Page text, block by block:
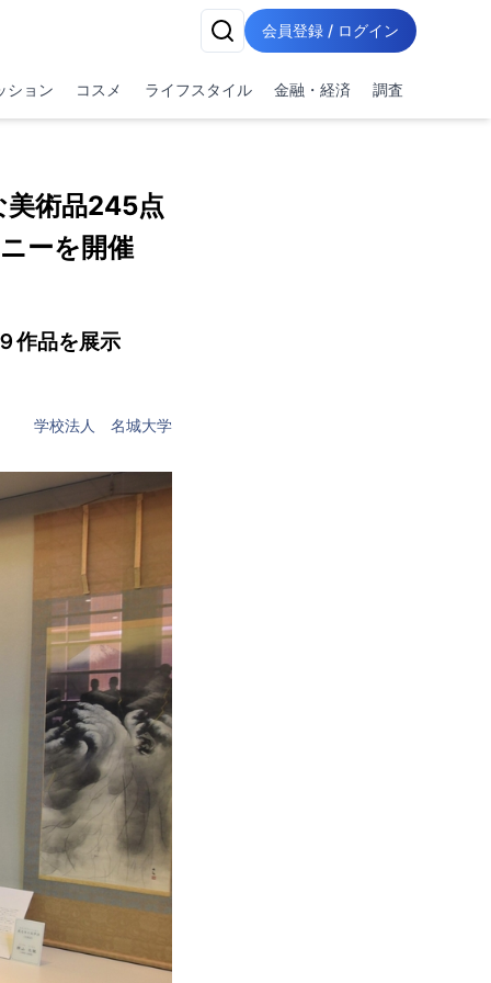
会員登録 / ログイン
ション コスメ ライフスタイル 金融・経済 調査
美術品245点
ーを開催
作品を展示
学校法人 名城大学